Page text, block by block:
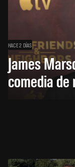
HACE 2 DÍAS
James
comedia de